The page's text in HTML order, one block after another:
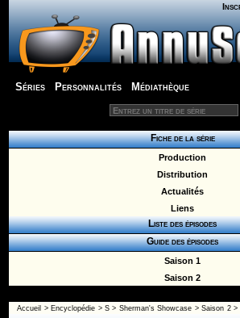
Séries Personnalités Médiathèque
Fiche de la série
Production
Distribution
Actualités
Liens
Liste des épisodes
Guide des épisodes
Saison 1
Saison 2
Accueil > Encyclopédie >S > Sherman's Showcase >Saison 2>